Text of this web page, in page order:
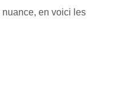
en voici les